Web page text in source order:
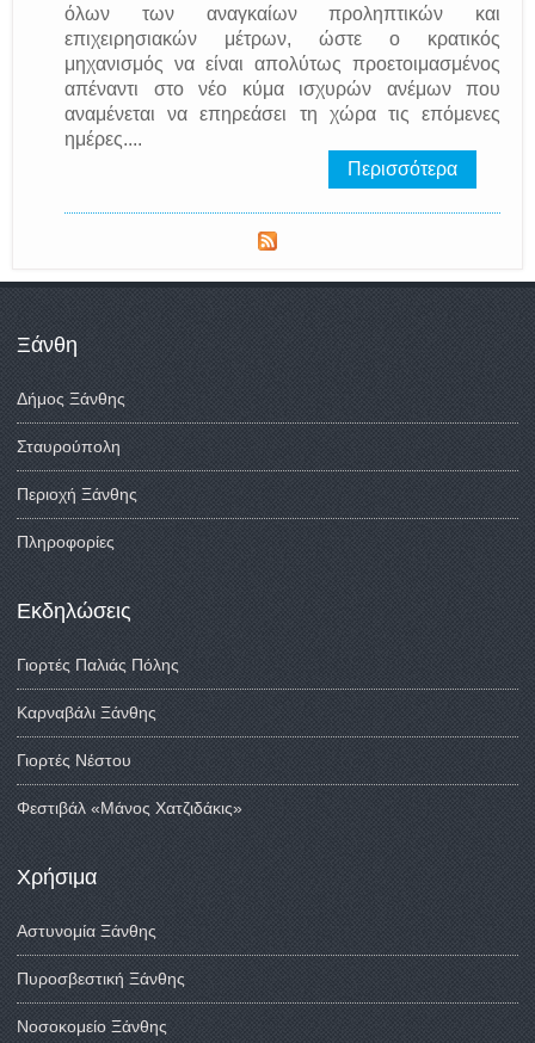
όλων των αναγκαίων προληπτικών και
επιχειρησιακών μέτρων, ώστε ο κρατικός
μηχανισμός να είναι απολύτως προετοιμασμένος
απέναντι στο νέο κύμα ισχυρών ανέμων που
αναμένεται να επηρεάσει τη χώρα τις επόμενες
ημέρες....
Περισσότερα
Ξάνθη
Δήμος Ξάνθης
Σταυρούπολη
Περιοχή Ξάνθης
Πληροφορίες
Εκδηλώσεις
Γιορτές Παλιάς Πόλης
Καρναβάλι Ξάνθης
Γιορτές Νέστου
Φεστιβάλ «Μάνος Χατζιδάκις»
Χρήσιμα
Αστυνομία Ξάνθης
Πυροσβεστική Ξάνθης
Νοσοκομείο Ξάνθης